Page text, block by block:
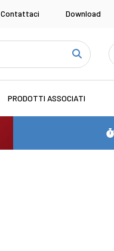
Contattaci Download
PRODOTTI ASSOCIATI